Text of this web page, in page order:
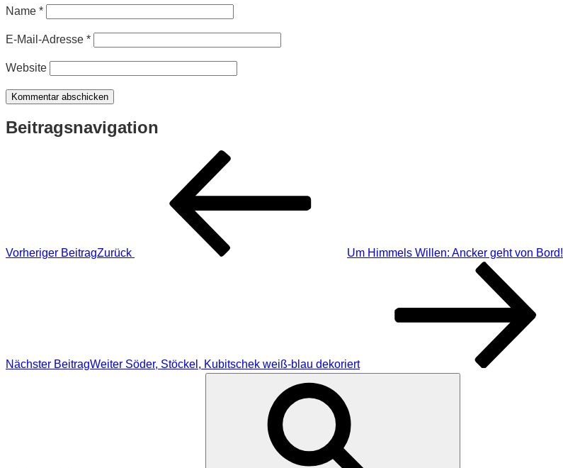
Name *
E-Mail-Adresse *
Website
Beitragsnavigation
Vorheriger BeitragZurück Um Himmels Willen: Ancker geht von Bord!
Nächster BeitragWeiter Söder, Stöckel, Kubitschek weiß-blau dekoriert